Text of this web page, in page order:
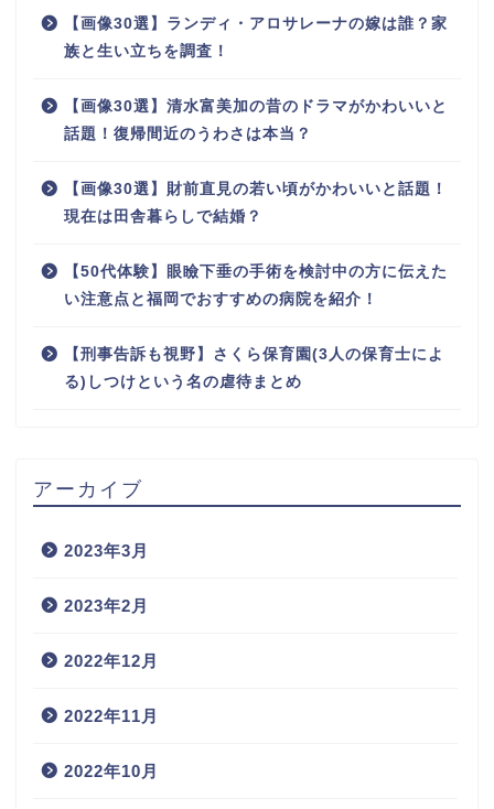
【画像30選】ランディ・アロサレーナの嫁は誰？家
族と生い立ちを調査！
【画像30選】清水富美加の昔のドラマがかわいいと
話題！復帰間近のうわさは本当？
【画像30選】財前直見の若い頃がかわいいと話題！
現在は田舎暮らしで結婚？
【50代体験】眼瞼下垂の手術を検討中の方に伝えた
い注意点と福岡でおすすめの病院を紹介！
【刑事告訴も視野】さくら保育園(3人の保育士によ
る)しつけという名の虐待まとめ
アーカイブ
2023年3月
2023年2月
2022年12月
2022年11月
2022年10月